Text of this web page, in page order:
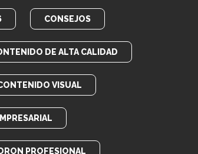
CONSEJOS
DE ALTA CALIDAD
VISUAL
PROFESIONAL